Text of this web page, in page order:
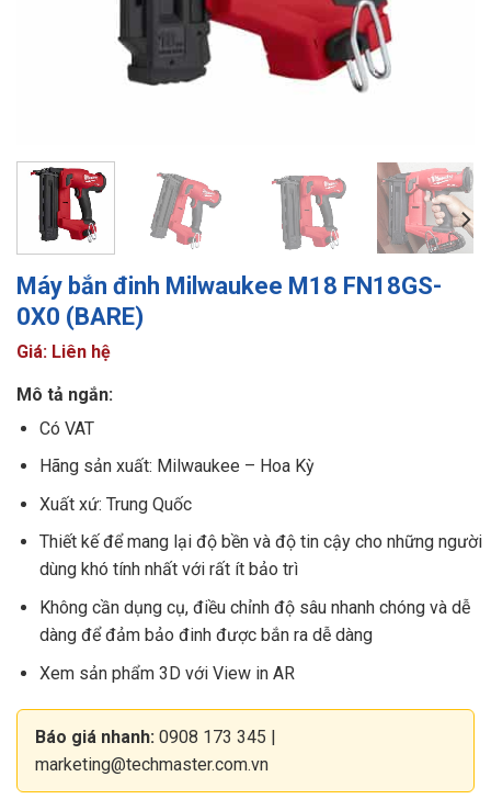
Máy bắn đinh Milwaukee M18 FN18GS-
0X0 (BARE)
Giá: Liên hệ
Mô tả ngắn:
Có VAT
Hãng sản xuất: Milwaukee – Hoa Kỳ
Xuất xứ: Trung Quốc
Thiết kế để mang lại độ bền và độ tin cậy cho những người
dùng khó tính nhất với rất ít bảo trì
Không cần dụng cụ, điều chỉnh độ sâu nhanh chóng và dễ
dàng để đảm bảo đinh được bắn ra dễ dàng
Xem sản phẩm 3D với View in AR
Báo giá nhanh: 0908 173 345
marketing@techmaster.com.vn